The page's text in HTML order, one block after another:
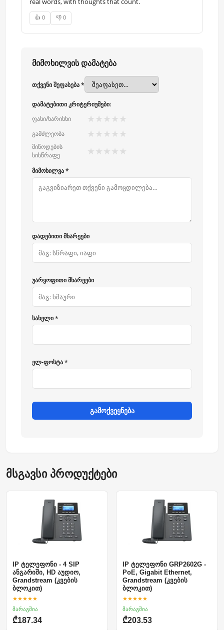
👍 0 👎 0
მიმოხილვის დამატება
თქვენი შეფასება *
დამატებითი კრიტერიუმები:
ფასი/ხარისხი
★ ★ ★ ★ ★
გამძლეობა ★ ★ ★ ★ ★
მიწოდების
სისწრაფე
★ ★ ★ ★ ★
მიმოხილვა *
დადებითი მხარეები
უარყოფითი მხარეები
სახელი *
ელ-ფოსტა *
გამოქვეყნება
მსგავსი პროდუქტები
IP ტელეფონი - 4 SIP
ანგარიში, HD აუდიო,
Grandstream (კვების
ბლოკით)
★★★★★
მარაგშია
₾187.34
IP ტელეფონი GRP2602G -
PoE, Gigabit Ethernet,
Grandstream (კვების
ბლოკით)
★★★★★
მარაგშია
₾203.53